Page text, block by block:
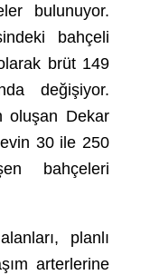
bulunuyor.
bahçeli
brüt 149
değişiyor.
oluşan Dekar
30 ile 250
bahçeleri
planlı
arterlerine